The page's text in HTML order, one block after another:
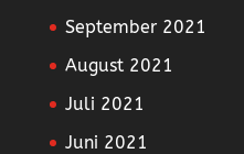
September 2021
August 2021
Juli 2021
Juni 2021